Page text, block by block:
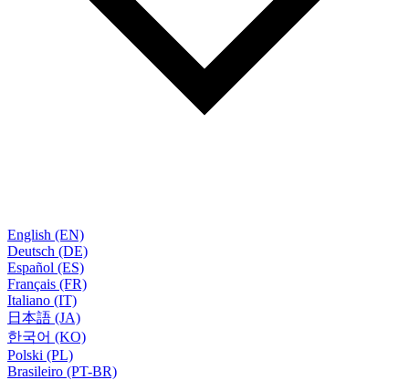
English (EN)
Deutsch (DE)
Español (ES)
Français (FR)
Italiano (IT)
日本語 (JA)
한국어 (KO)
Polski (PL)
Brasileiro (PT-BR)